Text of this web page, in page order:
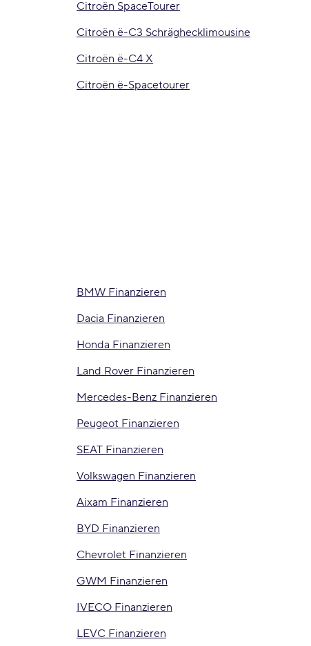
Citroën SpaceTourer
Citroën ë-C3 Schräghecklimousine
Citroën ë-C4 X
Citroën ë-Spacetourer
BMW Finanzieren
Dacia Finanzieren
Honda Finanzieren
Land Rover Finanzieren
Mercedes-Benz Finanzieren
Peugeot Finanzieren
SEAT Finanzieren
Volkswagen Finanzieren
Aixam Finanzieren
BYD Finanzieren
Chevrolet Finanzieren
GWM Finanzieren
IVECO Finanzieren
LEVC Finanzieren